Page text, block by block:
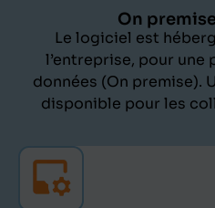
On
Le logiciel est
l’entreprise, pour une
données (On premise).
disponible pour les